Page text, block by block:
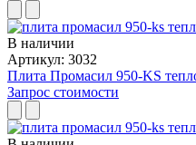
В наличии
Артикул: 3032
Плита Промасил 950-KS
Запрос стоимости